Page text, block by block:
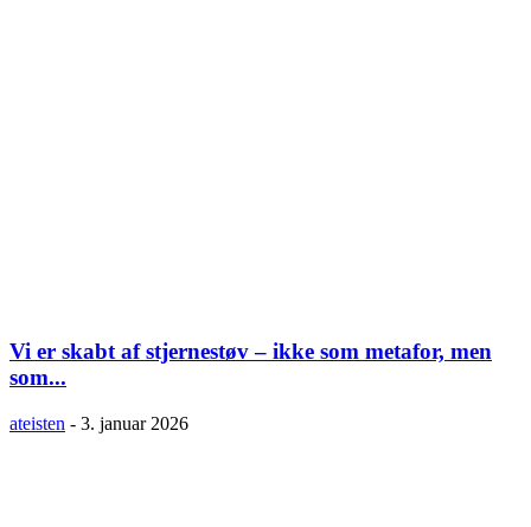
Vi er skabt af stjernestøv – ikke som metafor, men
som...
ateisten - 3. januar 2026